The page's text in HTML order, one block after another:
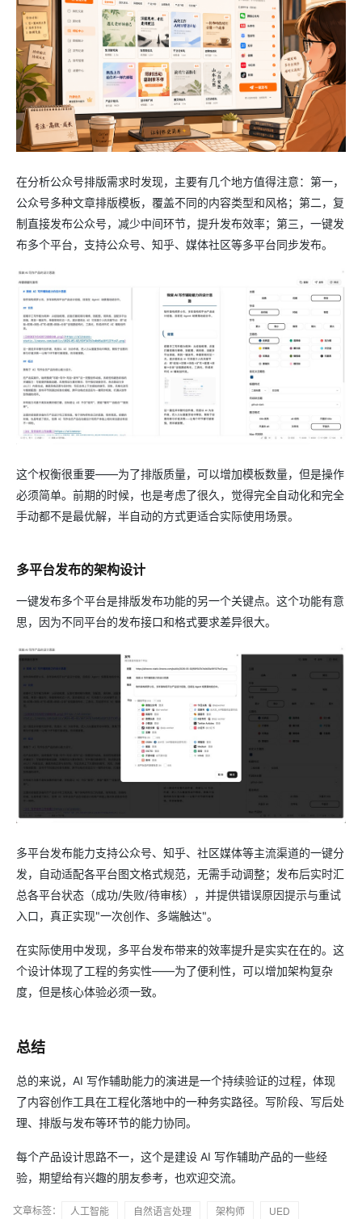
在分析公众号排版需求时发现，主要有几个地方值得注意：第一，
公众号多种文章排版模板，覆盖不同的内容类型和风格；第二，复
制直接发布公众号，减少中间环节，提升发布效率；第三，一键发
布多个平台，支持公众号、知乎、媒体社区等多平台同步发布。
这个权衡很重要——为了排版质量，可以增加模板数量，但是操作
必须简单。前期的时候，也是考虑了很久，觉得完全自动化和完全
手动都不是最优解，半自动的方式更适合实际使用场景。
多平台发布的架构设计
一键发布多个平台是排版发布功能的另一个关键点。这个功能有意
思，因为不同平台的发布接口和格式要求差异很大。
多平台发布能力支持公众号、知乎、社区媒体等主流渠道的一键分
发，自动适配各平台图文格式规范，无需手动调整；发布后实时汇
总各平台状态（成功/失败/待审核），并提供错误原因提示与重试
入口，真正实现"一次创作、多端触达"。
在实际使用中发现，多平台发布带来的效率提升是实实在在的。这
个设计体现了工程的务实性——为了便利性，可以增加架构复杂
度，但是核心体验必须一致。
总结
总的来说，AI 写作辅助能力的演进是一个持续验证的过程，体现
了内容创作工具在工程化落地中的一种务实路径。写阶段、写后处
理、排版与发布等环节的能力协同。
每个产品设计思路不一，这个是建设 AI 写作辅助产品的一些经
验，期望给有兴趣的朋友参考，也欢迎交流。
文章标签： 人工智能 自然语言处理 架构师
UED